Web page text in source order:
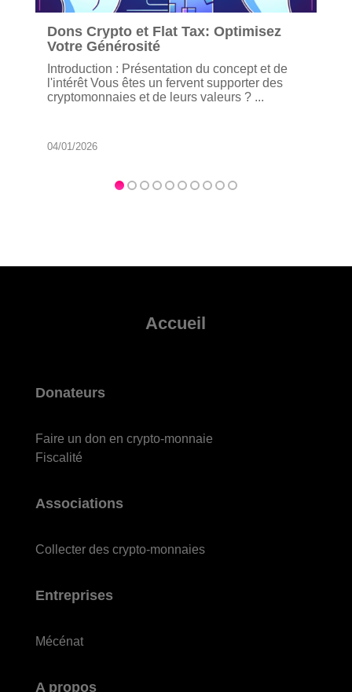
Dons Crypto et Flat Tax: Optimisez
Votre Générosité
Introduction : Présentation du concept et de
l'intérêt Vous êtes un fervent supporter des
cryptomonnaies et de leurs valeurs ? ...
04/01/2026
Accueil
Donateurs
Faire un don en crypto-monnaie
Fiscalité
Associations
Collecter des crypto-monnaies
Entreprises
Mécénat
A propos